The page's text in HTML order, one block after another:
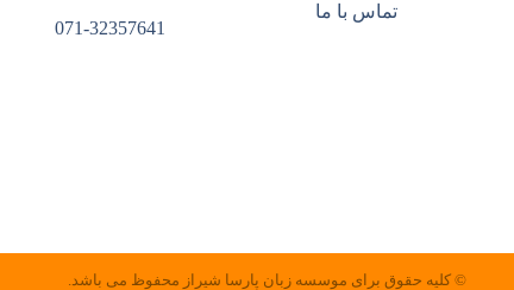
تماس با ما
071-32357641
© کلیه حقوق برای موسسه زبان پارسا شیراز محفوظ می باشد.